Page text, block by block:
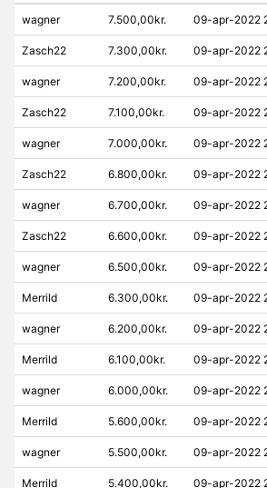
wagner 7.500,00kr. 09-apr-2022
Zasch22 7.300,00kr. 09-apr-2022
wagner 7.200,00kr. 09-apr-2022
Zasch22 7.100,00kr. 09-apr-2022
wagner 7.000,00kr. 09-apr-2022
Zasch22 6.800,00kr. 09-apr-2022
wagner 6.700,00kr. 09-apr-2022
Zasch22 6.600,00kr. 09-apr-2022
wagner 6.500,00kr. 09-apr-2022
Merrild 6.300,00kr. 09-apr-2022
wagner 6.200,00kr. 09-apr-2022
Merrild 6.100,00kr. 09-apr-2022
wagner 6.000,00kr. 09-apr-2022
Merrild 5.600,00kr. 09-apr-2022
wagner 5.500,00kr. 09-apr-2022
Merrild 5.400,00kr. 09-apr-2022